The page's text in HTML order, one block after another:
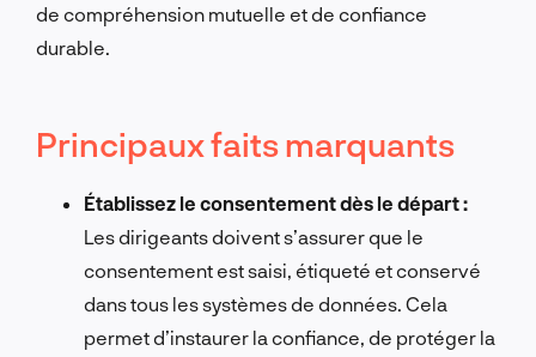
de compréhension mutuelle et de confiance
durable.
Principaux faits marquants
Établissez le consentement dès le départ :
Les dirigeants doivent s’assurer que le
consentement est saisi, étiqueté et conservé
dans tous les systèmes de données. Cela
permet d’instaurer la confiance, de protéger la